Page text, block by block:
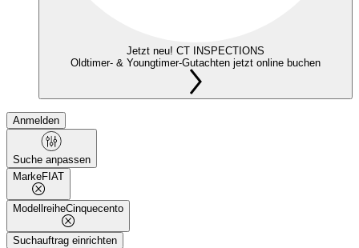
Jetzt neu! CT INSPECTIONS
Oldtimer- & Youngtimer-Gutachten jetzt online buchen
Anmelden
Suche anpassen
MarkeFIAT
ModellreiheCinquecento
Suchauftrag einrichten